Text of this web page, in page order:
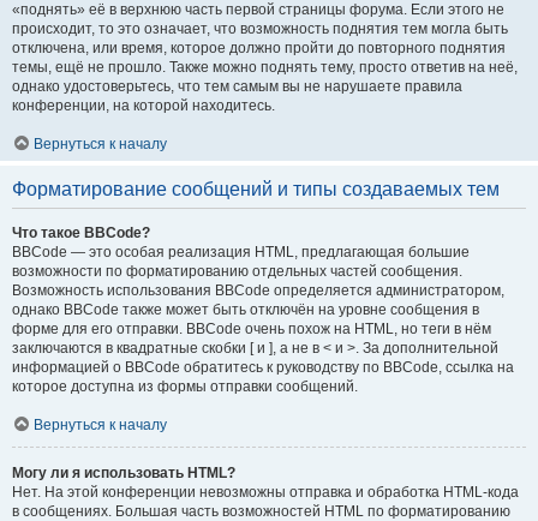
«поднять» её в верхнюю часть первой страницы форума. Если этого не
происходит, то это означает, что возможность поднятия тем могла быть
отключена, или время, которое должно пройти до повторного поднятия
темы, ещё не прошло. Также можно поднять тему, просто ответив на неё,
однако удостоверьтесь, что тем самым вы не нарушаете правила
конференции, на которой находитесь.
Вернуться к началу
Форматирование сообщений и типы создаваемых тем
Что такое BBCode?
BBCode — это особая реализация HTML, предлагающая большие
возможности по форматированию отдельных частей сообщения.
Возможность использования BBCode определяется администратором,
однако BBCode также может быть отключён на уровне сообщения в
форме для его отправки. BBCode очень похож на HTML, но теги в нём
заключаются в квадратные скобки [ и ], а не в < и >. За дополнительной
информацией о BBCode обратитесь к руководству по BBCode, ссылка на
которое доступна из формы отправки сообщений.
Вернуться к началу
Могу ли я использовать HTML?
Нет. На этой конференции невозможны отправка и обработка HTML-кода
в сообщениях. Большая часть возможностей HTML по форматированию